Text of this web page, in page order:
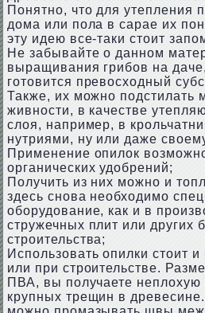
Понятно, что для утепления
дома или пола в сарае их
эту идею все-таки стоит
Не забывайте о данном
выращивания грибов на
готовится превосходный
Также, их можно подстилать
живности, в качестве
слоя, например, в
нутриями, ну или даже
Применение опилок
органических удобрений;
Получить из них можно и
здесь снова необходимо
оборудование, как и в
стружечных плит или других
строительства;
Использовать опилки стоит
или при строительстве.
ПВА, вы получаете неплохую
крупных трещин в